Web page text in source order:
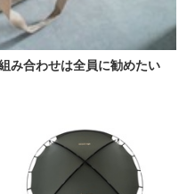
み合わせは全員に勧めたい